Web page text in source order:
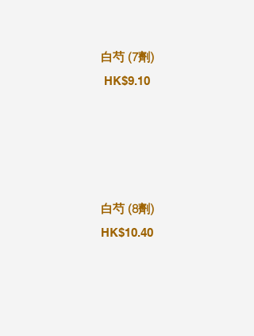
白芍 (7劑)
HK$9.10
白芍 (8劑)
HK$10.40